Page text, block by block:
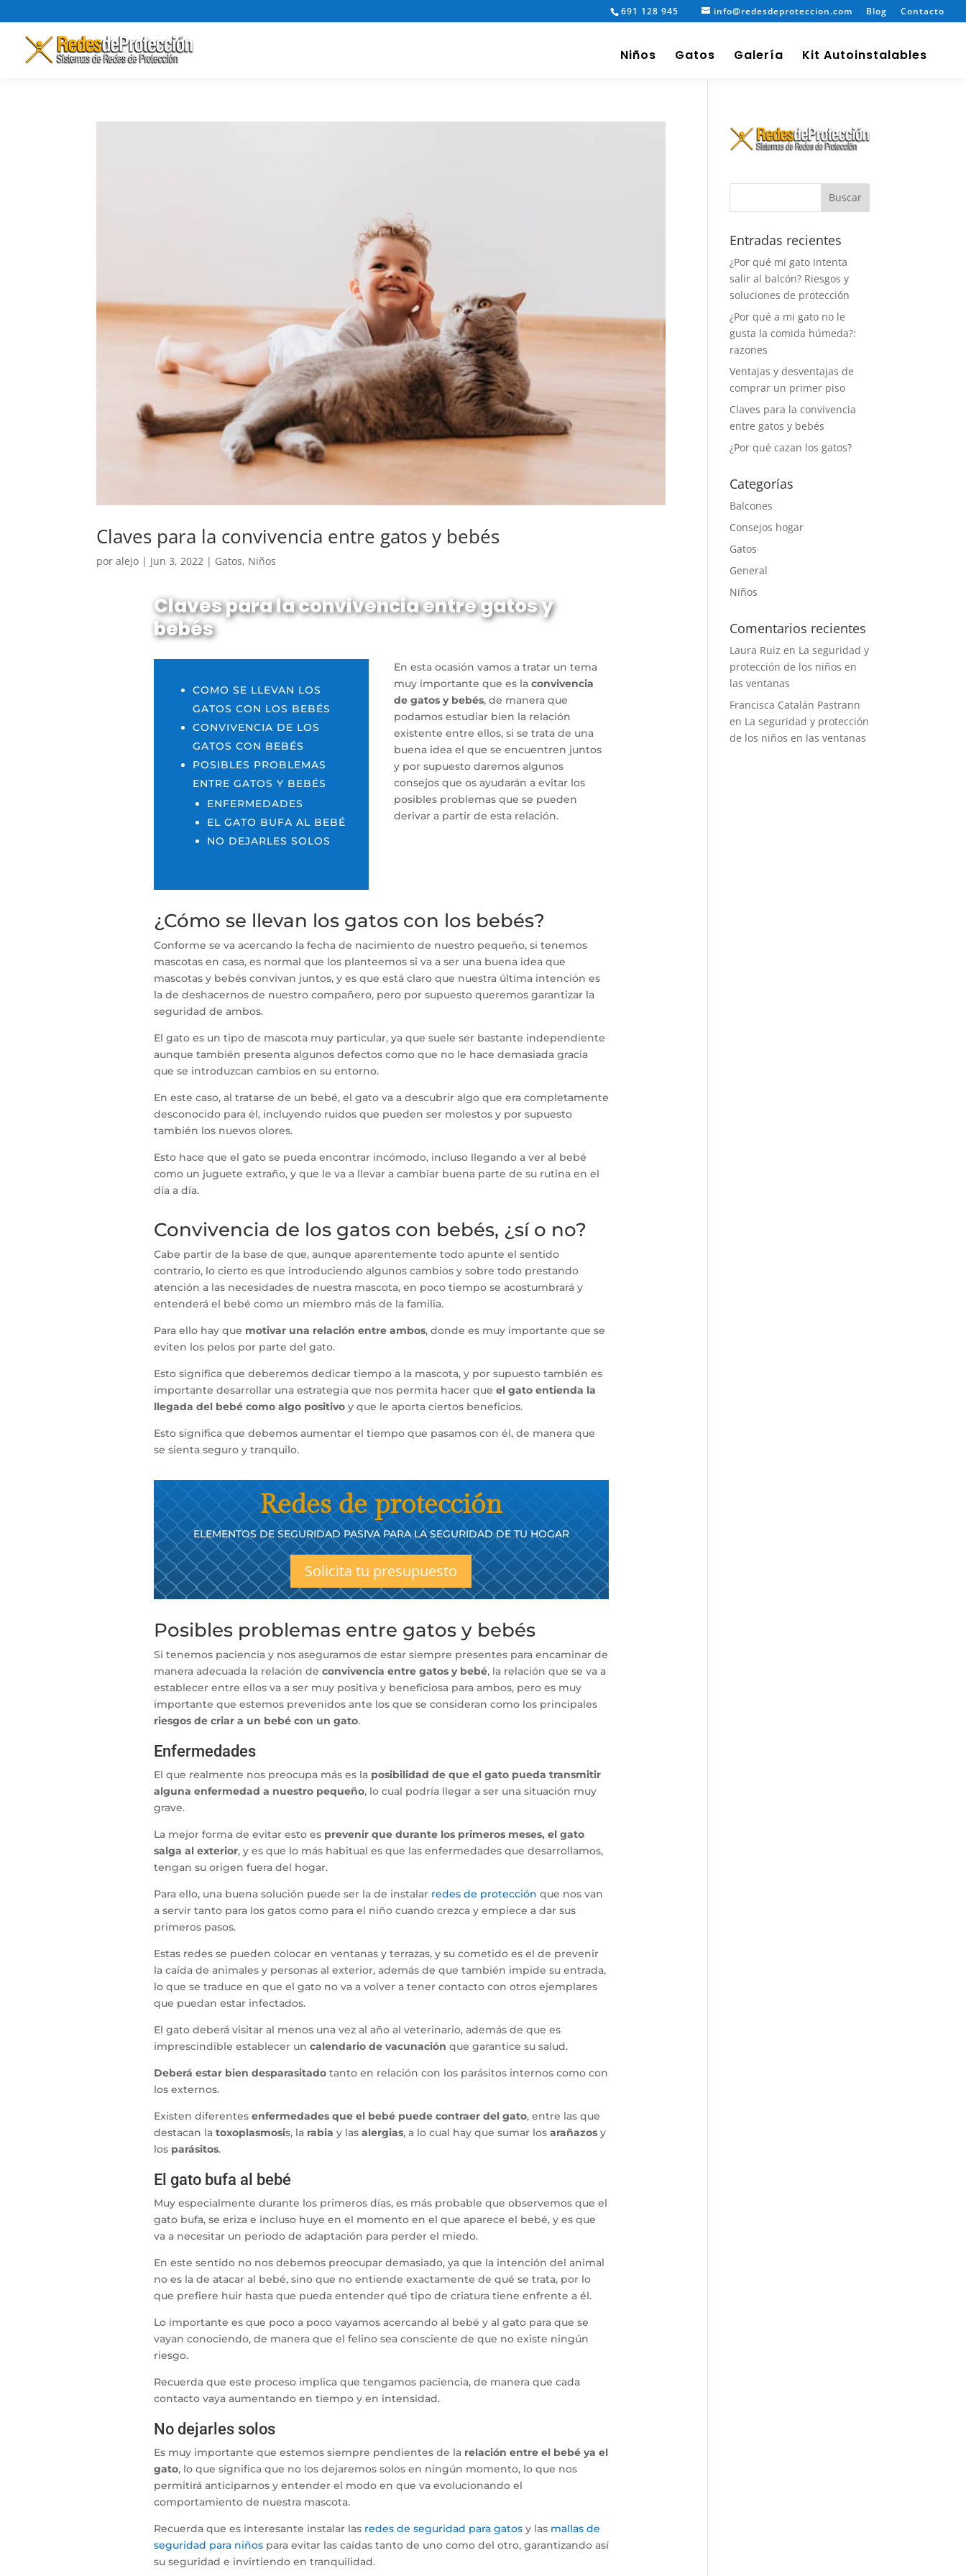
691 128 945 info@redesdeproteccion.com Blog Contacto
Niños Gatos Galería Kit Autoinstalables
Claves para la convivencia entre gatos y bebés
poralejo | Jun 3, 2022 | Gatos, Niños
Claves para la convivencia entre gatos y
bebés
COMO SE LLEVAN LOS
GATOS CON LOS BEBÉS
CONVIVENCIA DE LOS
GATOS CON BEBÉS
POSIBLES PROBLEMAS
ENTRE GATOS Y BEBÉS
ENFERMEDADES
EL GATO BUFA AL BEBÉ
NO DEJARLES SOLOS
En esta ocasión vamos a tratar un tema
muy importante que es la convivencia
de gatos y bebés, de manera que
podamos estudiar bien la relación
existente entre ellos, si se trata de una
buena idea el que se encuentren juntos
y por supuesto daremos algunos
consejos que os ayudarán a evitar los
posibles problemas que se pueden
derivar a partir de esta relación.
¿Cómo se llevan los gatos con los bebés?
Conforme se va acercando la fecha de nacimiento de nuestro pequeño, si tenemos
mascotas en casa, es normal que los planteemos si va a ser una buena idea que
mascotas y bebés convivan juntos, y es que está claro que nuestra última intención es
la de deshacernos de nuestro compañero, pero por supuesto queremos garantizar la
seguridad de ambos.
El gato es un tipo de mascota muy particular, ya que suele ser bastante independiente
aunque también presenta algunos defectos como que no le hace demasiada gracia
que se introduzcan cambios en su entorno.
En este caso, al tratarse de un bebé, el gato va a descubrir algo que era completamente
desconocido para él, incluyendo ruidos que pueden ser molestos y por supuesto
también los nuevos olores.
Esto hace que el gato se pueda encontrar incómodo, incluso llegando a ver al bebé
como un juguete extraño, y que le va a llevar a cambiar buena parte de su rutina en el
día a día.
Convivencia de los gatos con bebés, ¿sí o no?
Cabe partir de la base de que, aunque aparentemente todo apunte el sentido
contrario, lo cierto es que introduciendo algunos cambios y sobre todo prestando
atención a las necesidades de nuestra mascota, en poco tiempo se acostumbrará y
entenderá el bebé como un miembro más de la familia.
Para ello hay que motivar una relación entre ambos, donde es muy importante que se
eviten los pelos por parte del gato.
Esto significa que deberemos dedicar tiempo a la mascota, y por supuesto también es
importante desarrollar una estrategia que nos permita hacer que el gato entienda la
llegada del bebé como algo positivoy que le aporta ciertos beneficios.
Esto significa que debemos aumentar el tiempo que pasamos con él, de manera que
se sienta seguro y tranquilo.
Redes de protección
ELEMENTOS DE SEGURIDAD PASIVA PARA LA SEGURIDAD DE TU HOGAR
Solicita tu presupuesto
Posibles problemas entre gatos y bebés
Si tenemos paciencia y nos aseguramos de estar siempre presentes para encaminar de
manera adecuada la relación de convivencia entre gatos y bebé, la relación que se va a
establecer entre ellos va a ser muy positiva y beneficiosa para ambos, pero es muy
importante que estemos prevenidos ante los que se consideran como los principales
riesgos de criar a un bebé con un gato.
Enfermedades
El que realmente nos preocupa más es la posibilidad de que el gato pueda transmitir
alguna enfermedad a nuestro pequeño, lo cual podría llegar a ser una situación muy
grave.
La mejor forma de evitar esto es prevenir que durante los primeros meses, el gato
salga al exterior, y es que lo más habitual es que las enfermedades que desarrollamos,
tengan su origen fuera del hogar.
Para ello, una buena solución puede ser la de instalar redes de protección que nos van
a servir tanto para los gatos como para el niño cuando crezca y empiece a dar sus
primeros pasos.
Estas redes se pueden colocar en ventanas y terrazas, y su cometido es el de prevenir
la caída de animales y personas al exterior, además de que también impide su entrada,
lo que se traduce en que el gato no va a volver a tener contacto con otros ejemplares
que puedan estar infectados.
El gato deberá visitar al menos una vez al año al veterinario, además de que es
imprescindible establecer un calendario de vacunación que garantice su salud.
Deberá estar bien desparasitadotanto en relación con los parásitos internos como con
los externos.
Existen diferentes enfermedades que el bebé puede contraer del gato, entre las que
destacan la toxoplasmosis, la rabia y las alergias, a lo cual hay que sumar los arañazosy
los parásitos.
El gato bufa al bebé
Muy especialmente durante los primeros días, es más probable que observemos que el
gato bufa, se eriza e incluso huye en el momento en el que aparece el bebé, y es que
va a necesitar un periodo de adaptación para perder el miedo.
En este sentido no nos debemos preocupar demasiado, ya que la intención del animal
no es la de atacar al bebé, sino que no entiende exactamente de qué se trata, por lo
que prefiere huir hasta que pueda entender qué tipo de criatura tiene enfrente a él.
Lo importante es que poco a poco vayamos acercando al bebé y al gato para que se
vayan conociendo, de manera que el felino sea consciente de que no existe ningún
riesgo.
Recuerda que este proceso implica que tengamos paciencia, de manera que cada
contacto vaya aumentando en tiempo y en intensidad.
No dejarles solos
Es muy importante que estemos siempre pendientes de la relación entre el bebé ya el
gato, lo que significa que no los dejaremos solos en ningún momento, lo que nos
permitirá anticiparnos y entender el modo en que va evolucionando el
comportamiento de nuestra mascota.
Recuerda que es interesante instalar las redes de seguridad para gatosy las mallas de
seguridad para niñospara evitar las caídas tanto de uno como del otro, garantizando así
su seguridad e invirtiendo en tranquilidad.
Entradas recientes
¿Por qué mi gato intenta
salir al balcón? Riesgos y
soluciones de protección
¿Por qué a mi gato no le
gusta la comida húmeda?:
razones
Ventajas y desventajas de
comprar un primer piso
Claves para la convivencia
entre gatos y bebés
¿Por qué cazan los gatos?
Categorías
Balcones
Consejos hogar
Gatos
General
Niños
Comentarios recientes
Laura Ruiz en La seguridad y
protección de los niños en
las ventanas
Francisca Catalán Pastrann
en La seguridad y protección
de los niños en las ventanas